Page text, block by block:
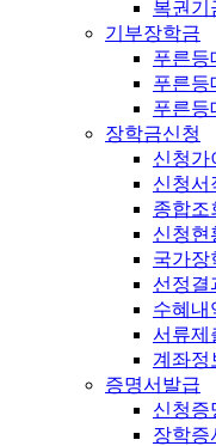
복권기
기부장학금
푸른등
푸른등
푸른등
장학금신청
신청가
신청서
종합조
신청현
국가장
선정결
수혜내
서류제
계좌정
증명서발급
신청증
장학증